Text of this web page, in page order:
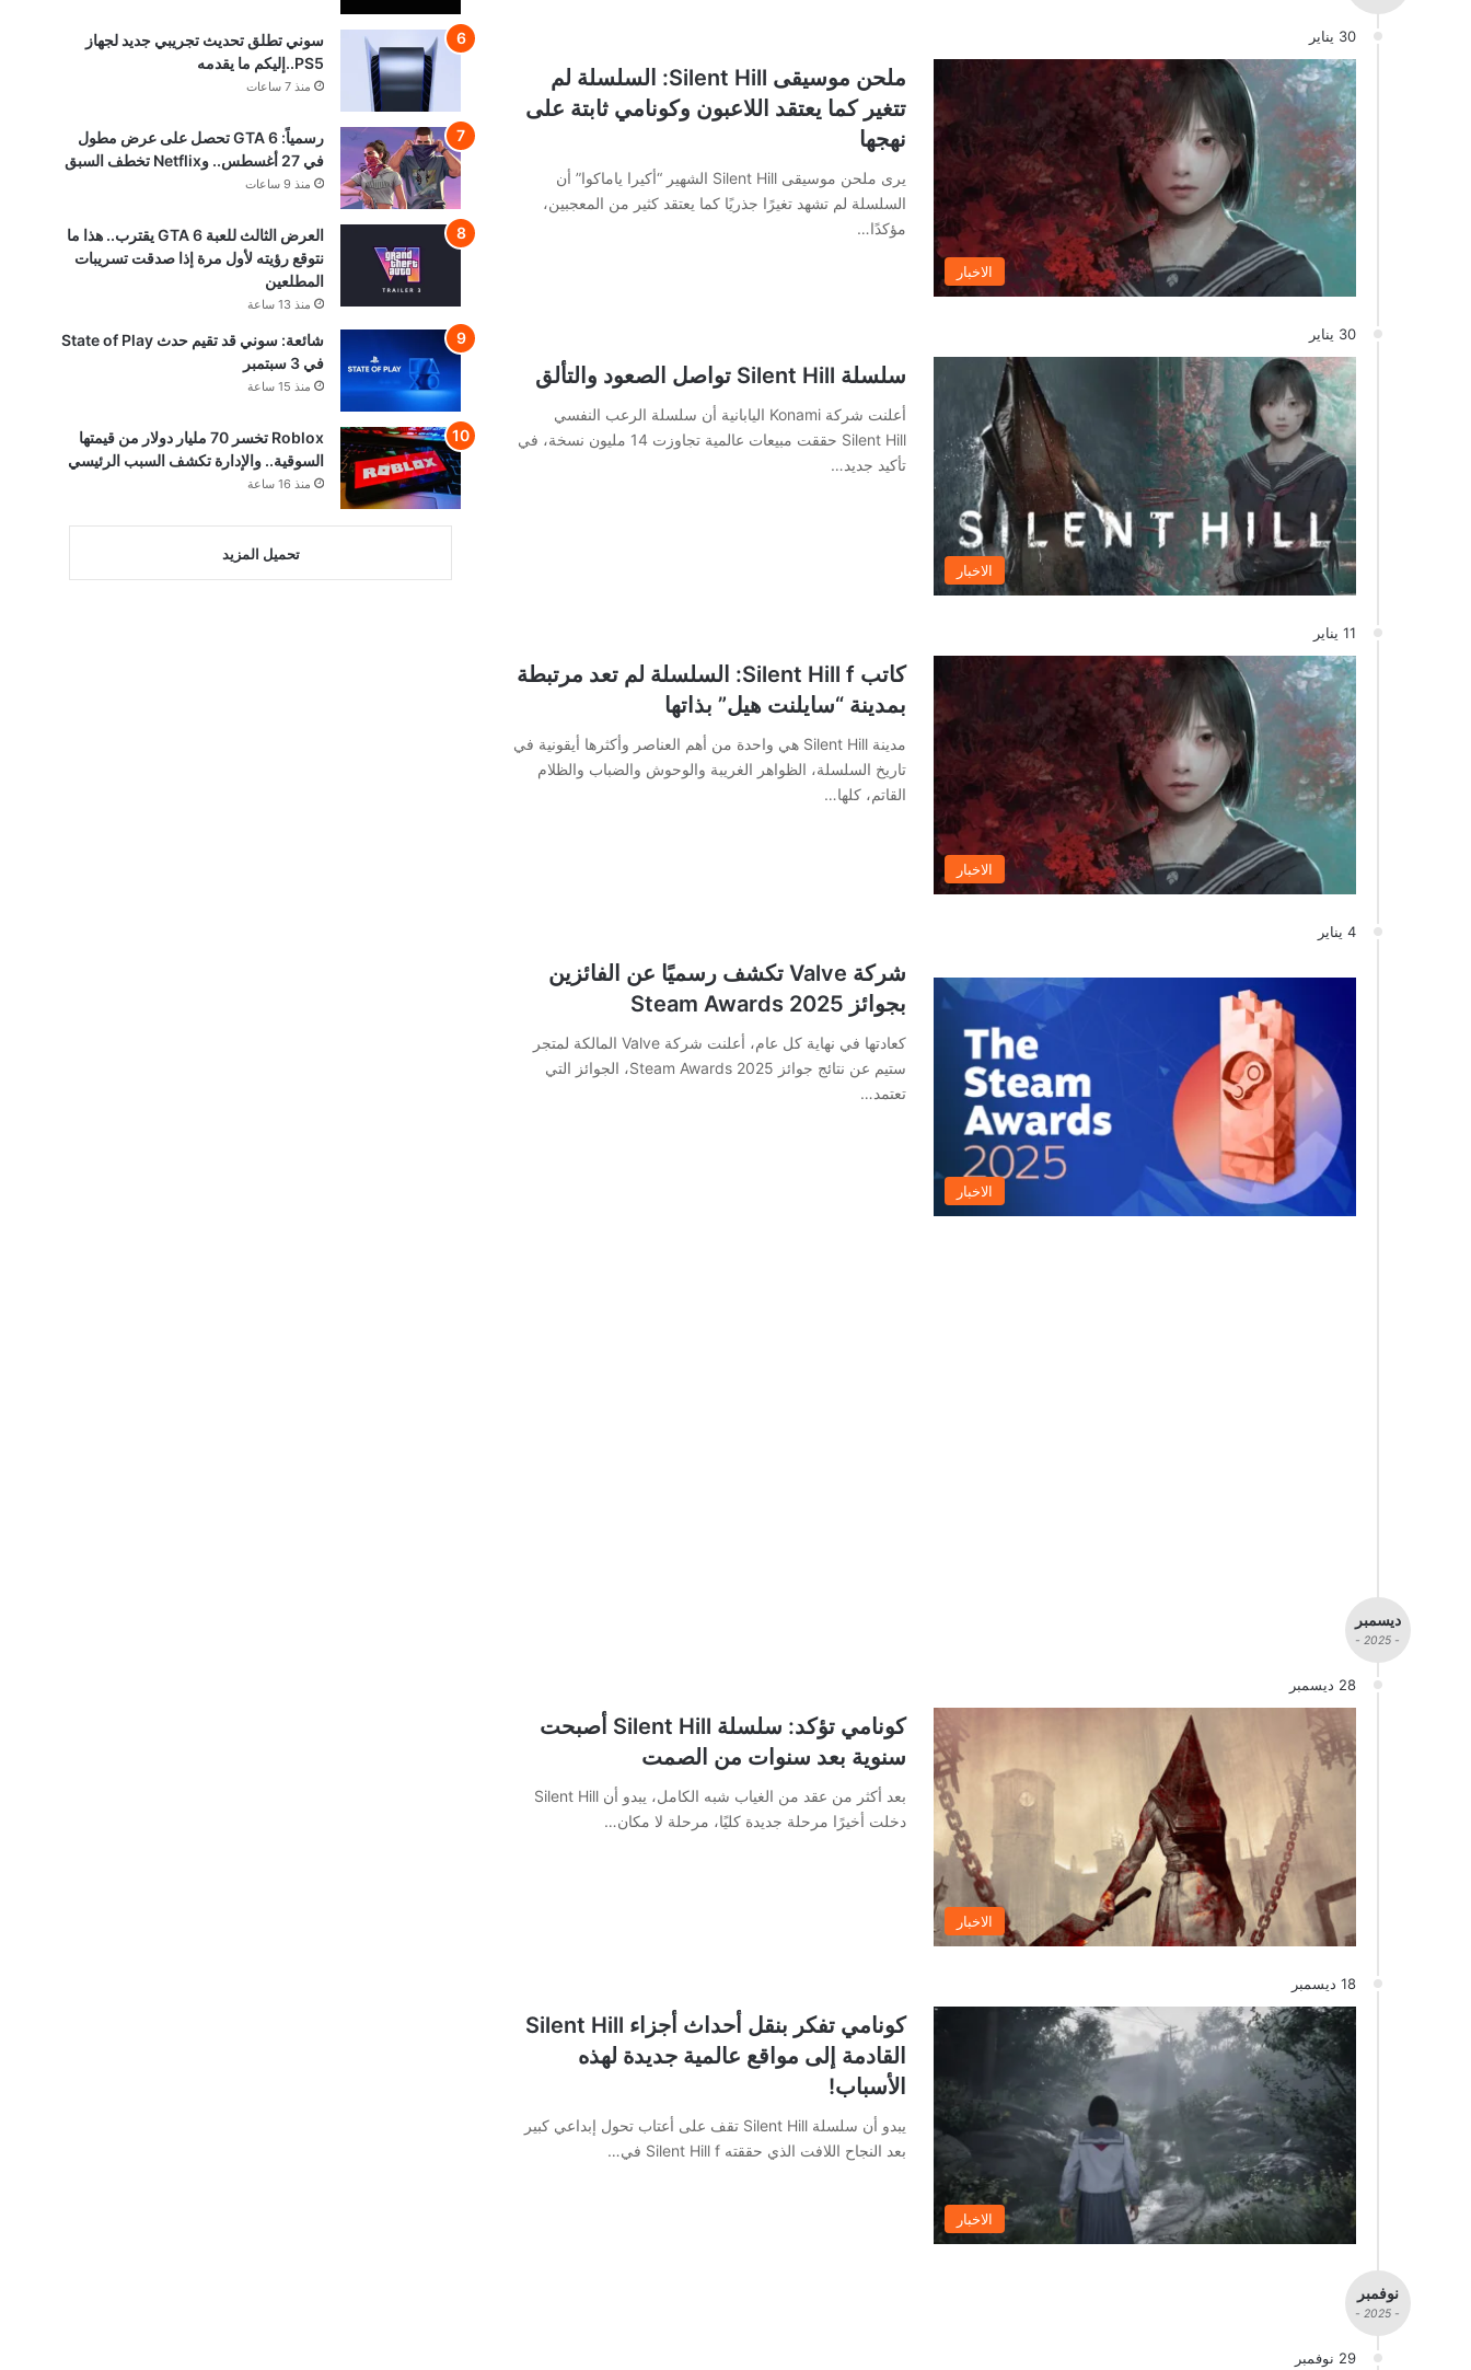
30 يناير
الاخبار
ملحن موسيقى Silent Hill: السلسلة لم
تتغير كما يعتقد اللاعبون وكونامي ثابتة على
نهجها
يرى ملحن موسيقى Silent Hill الشهير “أكيرا ياماكوا” أن
السلسلة لم تشهد تغيرًا جذريًا كما يعتقد كثير من المعجبين،
مؤكدًا…
30 يناير
الاخبار
سلسلة Silent Hill تواصل الصعود والتألق
أعلنت شركة Konami اليابانية أن سلسلة الرعب النفسي
Silent Hill حققت مبيعات عالمية تجاوزت 14 مليون نسخة، في
تأكيد جديد…
11 يناير
الاخبار
كاتب Silent Hill f: السلسلة لم تعد مرتبطة
بمدينة “سايلنت هيل” بذاتها
مدينة Silent Hill هي واحدة من أهم العناصر وأكثرها أيقونية في
تاريخ السلسلة، الظواهر الغريبة والوحوش والضباب والظلام
القاتم، كلها…
4 يناير
الاخبار
شركة Valve تكشف رسميًا عن الفائزين
بجوائز Steam Awards 2025
كعادتها في نهاية كل عام، أعلنت شركة Valve المالكة لمتجر
ستيم عن نتائج جوائز Steam Awards 2025، الجوائز التي
تعتمد…
ديسمبر
- 2025 -
الاخبار
سنوية بعد سنوات من الصمت
دخلت أخيرًا مرحلة جديدة كليًا، مرحلة لا مكان…
الاخبار
القادمة إلى مواقع عالمية جديدة لهذه
الأسباب!
بعد النجاح اللافت الذي حققته Silent Hill f في…
نوفمبر
- 2025 -
سوني تطلق تحديث تجريبي جديد لجهاز
PS5..إليكم ما يقدمه
منذ 7 ساعات
رسمياً: GTA 6 تحصل على عرض مطول
في 27 أغسطس.. وNetflix تخطف السبق
منذ 9 ساعات
العرض الثالث للعبة GTA 6 يقترب.. هذا ما
نتوقع رؤيته لأول مرة إذا صدقت تسريبات
المطلعين
منذ 13 ساعة
شائعة: سوني قد تقيم حدث State of Play
في 3 سبتمبر
منذ 15 ساعة
Roblox تخسر 70 مليار دولار من قيمتها
السوقية.. والإدارة تكشف السبب الرئيسي
منذ 16 ساعة
تحميل المزيد